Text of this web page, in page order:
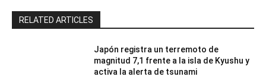
RELATED ARTICLES
Japón registra un terremoto de
magnitud 7,1 frente a la isla de Kyushu y
activa la alerta de tsunami